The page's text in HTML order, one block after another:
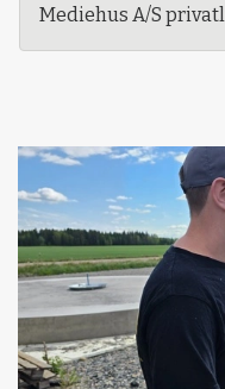
Mediehus A/S